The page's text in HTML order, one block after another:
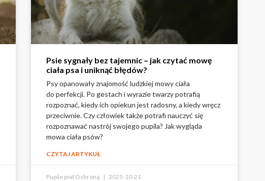
Psie sygnały bez tajemnic – jak czytać mowę
ciała psa i uniknąć błędów?
Psy opanowały znajomość ludzkiej mowy ciała
do perfekcji. Po gestach i wyrazie twarzy potrafią
rozpoznać, kiedy ich opiekun jest radosny, a kiedy wręcz
przeciwnie. Czy człowiek także potrafi nauczyć się
rozpoznawać nastrój swojego pupila? Jak wygląda
mowa ciała psów?
CZYTAJ ARTYKUŁ
Pupile pod Ochroną 2025-10-21